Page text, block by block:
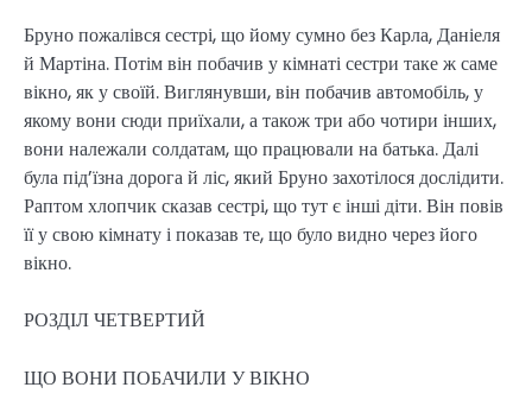
Бруно пожалівся сестрі, що йому сумно без Карла, Даніеля
й Мартіна. Потім він побачив у кімнаті сестри таке ж саме
вікно, як у своїй. Виглянувши, він побачив автомобіль, у
якому вони сюди приїхали, а також три або чотири інших,
вони належали солдатам, що працювали на батька. Далі
була під’їзна дорога й ліс, який Бруно захотілося дослідити.
Раптом хлопчик сказав сестрі, що тут є інші діти. Він повів
її у свою кімнату і показав те, що було видно через його
вікно.
РОЗДІЛ ЧЕТВЕРТИЙ
ЩО ВОНИ ПОБАЧИЛИ У ВІКНО